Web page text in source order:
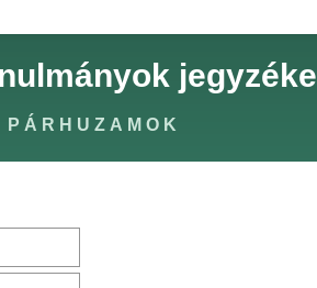
jegyzéke